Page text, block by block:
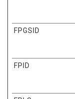
FPGSID
FPID